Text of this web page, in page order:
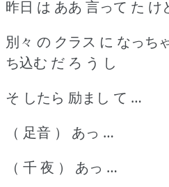
昨日 は ああ 言って た
別々 の クラス に なっち
ち込む だ ろ う し
そ したら 励まし て …
（ 足音 ） あっ …
（ 千 夜 ） あっ …